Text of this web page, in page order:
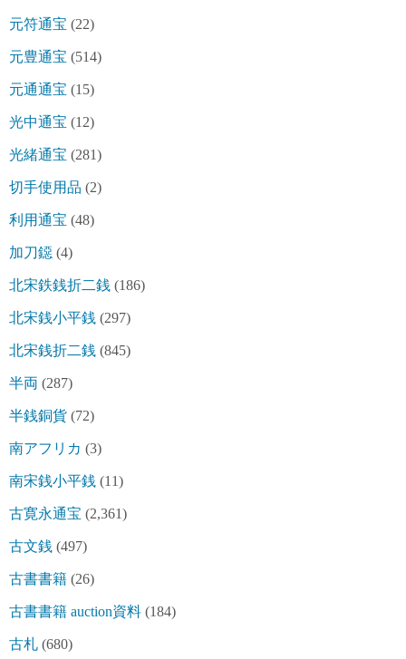
元符通宝 (22)
元豊通宝 (514)
元通通宝 (15)
光中通宝 (12)
光緒通宝 (281)
切手使用品 (2)
利用通宝 (48)
加刀鐚 (4)
北宋鉄銭折二銭 (186)
北宋銭小平銭 (297)
北宋銭折二銭 (845)
半両 (287)
半銭銅貨 (72)
南アフリカ (3)
南宋銭小平銭 (11)
古寛永通宝 (2,361)
古文銭 (497)
古書書籍 (26)
古書書籍 auction資料 (184)
古札 (680)